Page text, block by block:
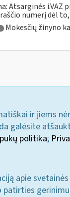
Atsarginės i.VAZ
numerį dėl to,
Mokesčių žinyno
ir jiems
galėsite
politika;
apie
patirties